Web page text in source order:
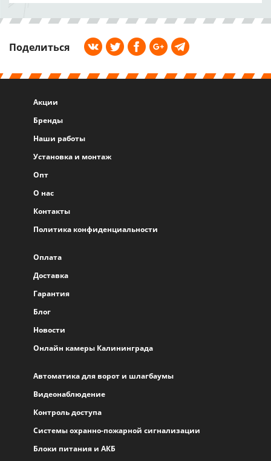
Поделиться
Акции
Бренды
Наши работы
Установка и монтаж
Опт
О нас
Контакты
Политика конфиденциальности
Оплата
Доставка
Гарантия
Блог
Новости
Онлайн камеры Калининграда
Автоматика для ворот и шлагбаумы
Видеонаблюдение
Контроль доступа
Системы охранно-пожарной сигнализации
Блоки питания и АКБ